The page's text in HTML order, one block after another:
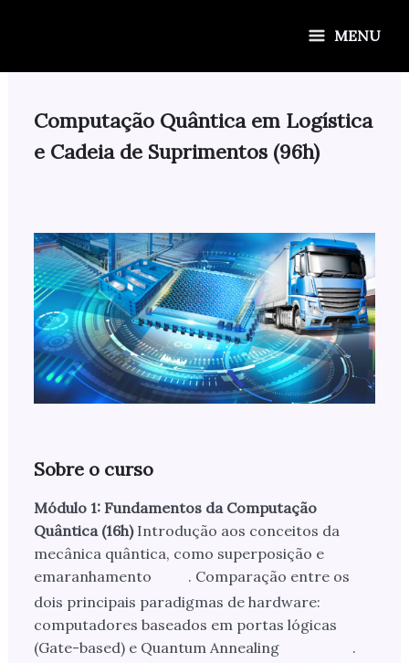
MENU
Computação Quântica em Logística
e Cadeia de Suprimentos (96h)
Sobre o curso
Módulo 1: Fundamentos da Computação
Quântica (16h) Introdução aos conceitos da
mecânica quântica, como superposição e
emaranhamento
. Comparação entre os
dois principais paradigmas de hardware:
computadores baseados em portas lógicas
(Gate-based) e Quantum Annealing
.